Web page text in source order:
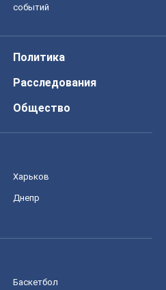
событий
Политика
Расследования
Общество
Харьков
Днепр
Баскетбол